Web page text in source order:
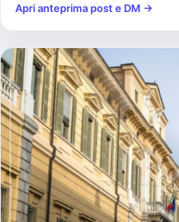
Apri anteprima post e DM →